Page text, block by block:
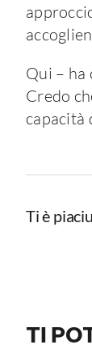
Qui – ha
Credo
capacità
Ti è
TI